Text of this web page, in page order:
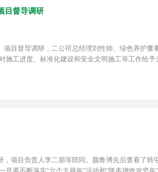
目督导调研
目督导调研，二公司总经理刘性帅、绿色养护
工进度、标准化建设和安全文明施工等工作给予
项目负责人李二朋等陪同。颜鲁博先后查看了